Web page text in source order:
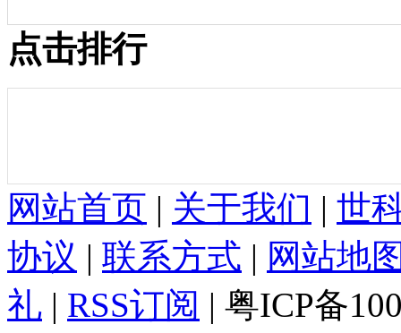
点击排行
网站首页 | 关于我们 | 世
协议 | 联系方式 | 网站地
礼 | RSS订阅 | 粤ICP备